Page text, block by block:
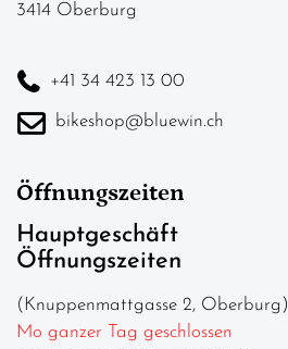
3414 Oberburg
+41 34 423 13 00
bikeshop@bluewin.ch
Öffnungszeiten
Hauptgeschäft
Öffnungszeiten
(Knuppenmattgasse 2, Oberburg)
Mo ganzer Tag geschlossen